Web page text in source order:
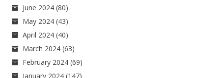
June 2024 (80)
May 2024 (43)
April 2024 (40)
March 2024 (63)
February 2024 (69)
January 2024 (147)